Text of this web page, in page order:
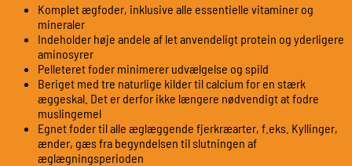
Komplet ægfoder, inklusive alle essentielle vitaminer og
mineraler
Indeholder høje andele af let anvendeligt protein og yderligere
aminosyrer
Pelleteret foder minimerer udvælgelse og spild
Beriget med tre naturlige kilder til calcium for en stærk
æggeskal. Det er derfor ikke længere nødvendigt at fodre
muslingemel
Egnet foder til alle æglæggende fjerkræarter, f.eks. Kyllinger,
ænder, gæs fra begyndelsen til slutningen af ​​
æglægningsperioden